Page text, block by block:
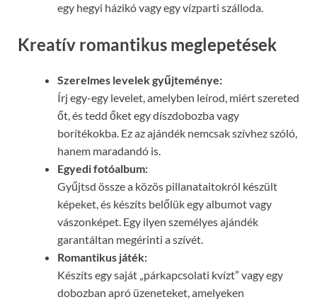
egy hegyi házikó vagy egy vízparti szálloda.
Kreatív romantikus meglepetések
Szerelmes levelek gyűjteménye:
Írj egy-egy levelet, amelyben leírod, miért szereted
őt, és tedd őket egy díszdobozba vagy
borítékokba. Ez az ajándék nemcsak szívhez szóló,
hanem maradandó is.
Egyedi fotóalbum:
Gyűjtsd össze a közös pillanataitokról készült
képeket, és készíts belőlük egy albumot vagy
vászonképet. Egy ilyen személyes ajándék
garantáltan megérinti a szívét.
Romantikus játék:
Készíts egy saját „párkapcsolati kvízt” vagy egy
dobozban apró üzeneteket, amelyeken